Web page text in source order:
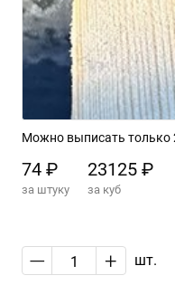
Можно выписать только
74 ₽ 23125 ₽
за штуку
за куб
— + шт.